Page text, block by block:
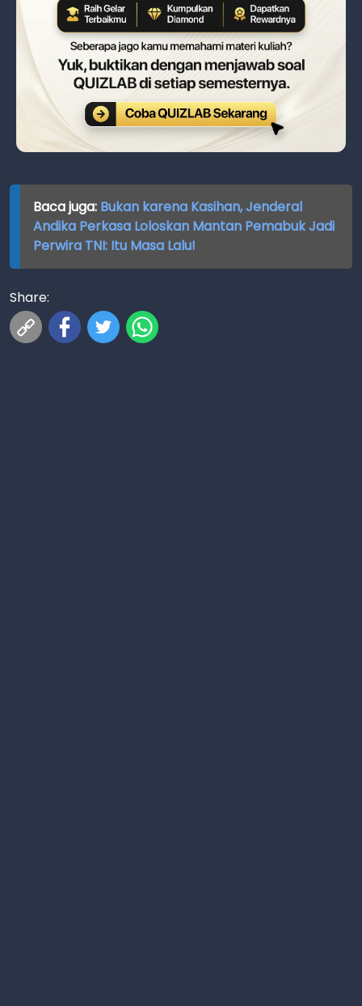
Baca juga: Bukan karena Kasihan, Jenderal
Andika Perkasa Loloskan Mantan Pemabuk Jadi
Perwira TNI: Itu Masa Lalu!
Share: